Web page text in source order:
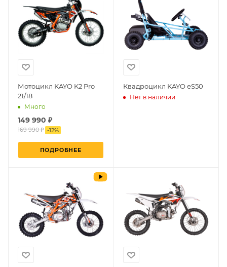
Мотоцикл KAYO K2 Pro
21/18
Много
149 990 ₽
169 990 ₽ -12%
ПОДРОБНЕЕ
Квадроцикл KAYO еS50
Нет в наличии